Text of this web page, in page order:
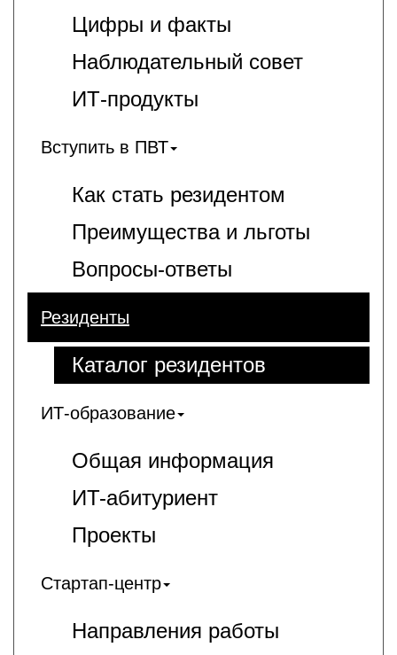
Цифры и факты
Наблюдательный совет
ИТ-продукты
Вступить в ПВТ
Как стать резидентом
Преимущества и льготы
Вопросы-ответы
Резиденты
Каталог резидентов
ИТ-образование
Общая информация
ИT-абитуриент
Проекты
Стартап-центр
Направления работы